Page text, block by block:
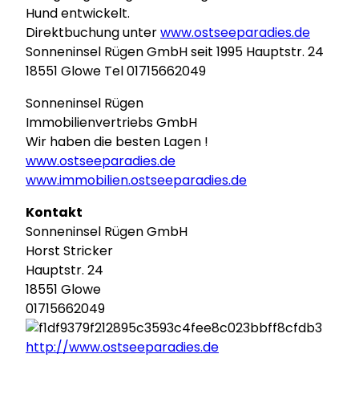
Hund entwickelt.
Direktbuchung unterwww.ostseeparadies.de
Sonneninsel Rügen GmbH seit 1995 Hauptstr. 24
18551 Glowe Tel 01715662049
Sonneninsel Rügen
Immobilienvertriebs GmbH
Wir haben die besten Lagen !
www.ostseeparadies.de
www.immobilien.ostseeparadies.de
Kontakt
Sonneninsel Rügen GmbH
Horst Stricker
Hauptstr. 24
18551 Glowe
01715662049
http://www.ostseeparadies.de